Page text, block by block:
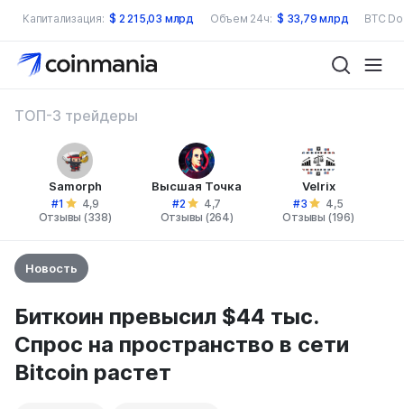
Капитализация: $ 2 215,03 млрд Объем 24ч: $ 33,79 млрд BTC
ТОП-3 трейдеры
Samorph
#1
4,9
Отзывы (338)
Высшая Точка
#2
4,7
Отзывы (264)
Velrix
#3
4,5
Отзывы (196)
Новость
Биткоин превысил $44 тыс.
Спрос на пространство в сети
Bitcoin растет